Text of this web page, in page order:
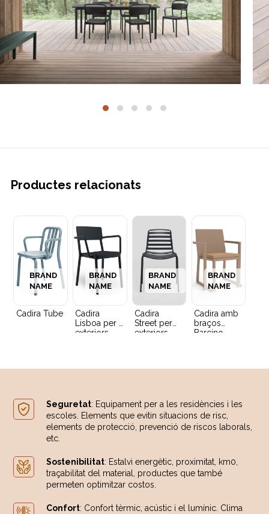
Productes relacionats
Cadira Tube
BRAND
NAME
Cadira
Lisboa per a
exteriors
BRAND
NAME
Cadira
Street per
exteriors
BRAND
NAME
Cadira amb
braços
Barcino
BRAND
NAME
Seguretat: Equipament per a les residències i les
escoles. Elements que evitin situacions de risc,
elements de protecció, prevenció de riscos laborals,
etc.
Sostenibilitat: Estalvi energètic, proximitat, km0,
traçabilitat del material, productes que també
permeten optimitzar costos.
Confort: Confort tèrmic, acústic i el lumínic. Clima